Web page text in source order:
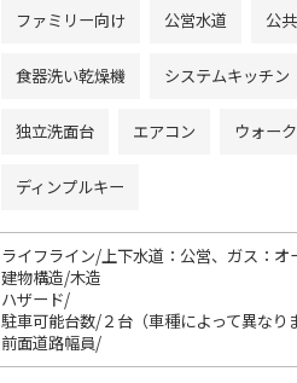
ファミリー向け 公営水道 公
食器洗い乾燥機 システムキッチン
独立洗面台 エアコン ウォー
ディンプルキー
ライフライン/上下水道：公営、ガス：オ
建物構造/木造
ハザード/
駐車可能台数/２台（車種によって異なり
前面道路幅員/